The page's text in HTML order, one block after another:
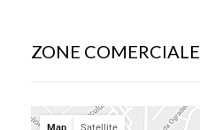
ZONE COMERCIALE